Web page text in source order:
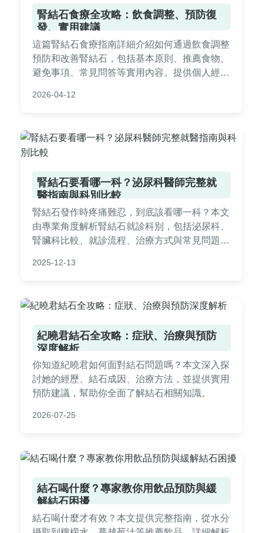
腎結石食療全攻略：飲食調整、預防復
發、實用建議
這篇腎結石食療指南詳細介紹如何通過飲食調整
預防和改善腎結石，包括基本原則、推薦食物、
避免事項、常見問答等實用內容。提供個人經驗
2026-04-12
腎結石要看哪一科？泌尿科醫師完整就
醫指南與科別比較
腎結石發作時疼痛難忍，到底該看哪一科？本文
由專業角度解析腎結石就診科別，包括泌尿科、
腎臟科比較、就診流程、治療方式與常見問題，
2025-12-13
紀曉君結石全攻略：症狀、治療與預防
深度解析
你知道紀曉君如何面對結石問題嗎？本文深入探
討她的經歷、結石成因、治療方法，並提供實用
預防建議，幫助你全面了解結石相關知識。
2026-07-25
結石喝什麼？專家教你用飲品預防與緩
解結石困擾
結石喝什麼才有效？本文提供完整指南，從水分